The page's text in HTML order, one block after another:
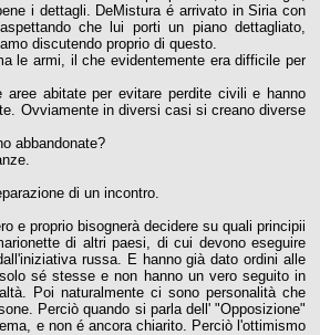
i dettagli. DeMistura é arrivato in Siria con
che lui porti un piano dettagliato,
discutendo proprio di questo.
le armi, il che evidentemente era difficile per
abitate per evitare perdite civili e hanno
Ovviamente in diversi casi si creano diverse
abbandonate?
di un incontro.
e proprio bisognerà decidere su quali principii
di altri paesi, di cui devono eseguire
russa. E hanno già dato ordini alle
sé stesse e non hanno un vero seguito in
Poi naturalmente ci sono personalità che
Perciò quando si parla dell' "Opposizione"
e non é ancora chiarito. Perciò l'ottimismo